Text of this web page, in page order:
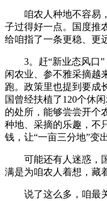
咱农人种地不容易，
子过得好一点。国度推
给咱指了一条更稳、更
3。赶“新业态风口”
闲农业、参不雅采摘越
跑。政策里也提到要成
国曾经扶植了120个休
的处所，能够尝尝开个
种地、采摘的乐趣，不
钱，让“一亩三分地”变
可能还有人迷惑，国
满是为咱农人着想，藏
说了这么多，咱最关